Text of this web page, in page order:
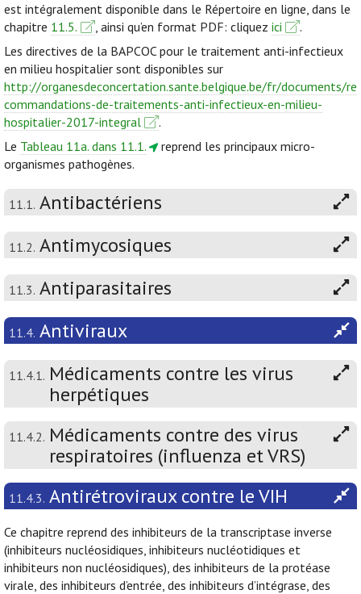
est intégralement disponible dans le Répertoire en ligne, dans le
chapitre 11.5. , ainsi qu’en format PDF: cliquez ici
.
Les directives de la BAPCOC pour le traitement anti-infectieux
en milieu hospitalier sont disponibles sur
http://organesdeconcertation.sante.belgique.be/fr/documents/re
commandations-de-traitements-anti-infectieux-en-milieu-
hospitalier-2017-integral
.
Le Tableau 11a. dans 11.1.
reprend les principaux micro-
organismes pathogènes.
11.1. Antibactériens
11.2. Antimycosiques
11.3. Antiparasitaires
11.4. Antiviraux
11.4.1. Médicaments contre les virus
herpétiques
11.4.2. Médicaments contre des virus
respiratoires (influenza et VRS)
11.4.3. Antirétroviraux contre le VIH
Ce chapitre reprend des inhibiteurs de la transcriptase inverse
(inhibiteurs nucléosidiques, inhibiteurs nucléotidiques et
inhibiteurs non nucléosidiques), des inhibiteurs de la protéase
virale, des inhibiteurs d’entrée, des inhibiteurs d’intégrase, des